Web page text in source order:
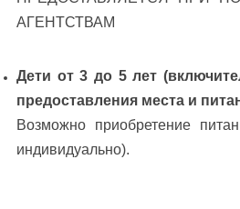
АГЕНТСТВАМ
Дети от 3 до 5 лет
предоставления места и
Возможно приобретение
индивидуально).